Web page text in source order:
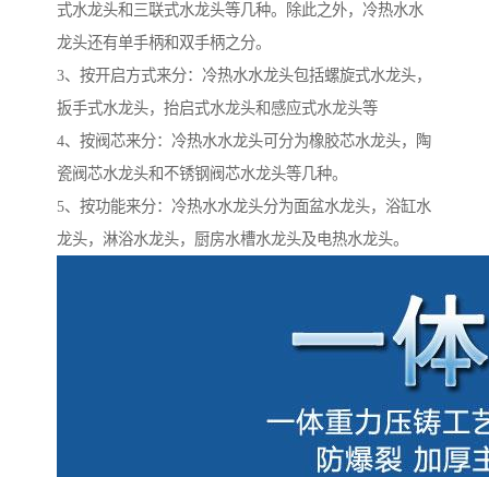
式水龙头和三联式水龙头等几种。除此之外，冷热水水
龙头还有单手柄和双手柄之分。
3、按开启方式来分：冷热水水龙头包括螺旋式水龙头，
扳手式水龙头，抬启式水龙头和感应式水龙头等
4、按阀芯来分：冷热水水龙头可分为橡胶芯水龙头，陶
瓷阀芯水龙头和不锈钢阀芯水龙头等几种。
5、按功能来分：冷热水水龙头分为面盆水龙头，浴缸水
龙头，淋浴水龙头，厨房水槽水龙头及电热水龙头。